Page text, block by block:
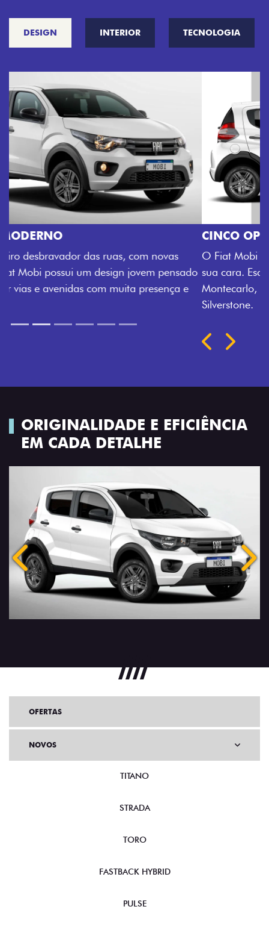
DESIGN INTERIOR TECNOLOGIA
CINCO OPÇÕES DE CORES
O Fiat Mobi tem sempre uma opção de cor que é a
sua cara. Escolha entre o Preto Vulcano, Vermelho
Montecarlo, Branco Banchisa, Prata Bari e Cinza
ORIGINALIDADE E EFICIÊNCIA
EM CADA DETALHE
Anterior
OFERTAS
NOVOS
TITANO
STRADA
TORO
FASTBACK HYBRID
PULSE